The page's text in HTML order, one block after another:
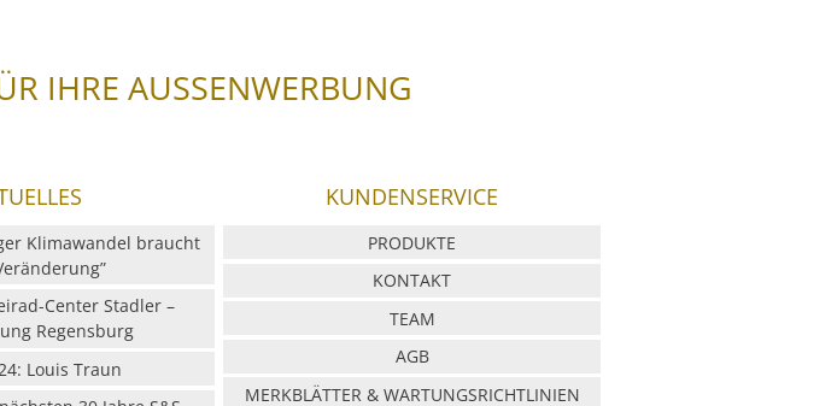
IHRE AUSSENWERBUNG
Klimawandel braucht
Center Stadler –
Regensburg
Louis Traun
KUNDENSERVICE
PRODUKTE
KONTAKT
TEAM
AGB
MERKBLÄTTER & WARTUNGSRICHTLINIEN